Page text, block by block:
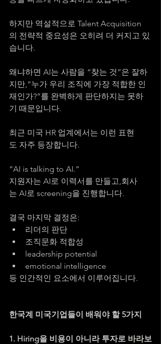
하지만 역설적으로 Talent Acquisition
의 전략적 중요성은 오히려 더 커지고 있
습니다.
왜냐하면 AI는 사람을 “찾는 것”은 잘하
지만,“누가 우리 조직에 가장 적합한 인
재인가?”를 완벽하게 판단하지는 못하
기 때문입니다.
최근 미국 HR 업계에서는 이런 표현
도 자주 등장합니다.
“AI is talking to AI.”
지원자는 AI로 이력서를 만들고,회사
는 AI로 screening을 진행합니다.
결국 마지막 결정은:
리더의 판단
조직문화 적합성
leadership potential
emotional intelligence
등 인간적인 요소에서 이루어집니다.
한국계 미국기업들이 배워야 할 5가지
1. Hiring을 비용이 아니라 투자로 바라보